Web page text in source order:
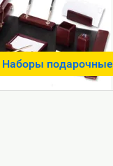
Наборы подарочные